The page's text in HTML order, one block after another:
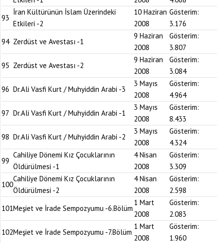
93
İran Kültürünün İslam Üzerindeki
Etkileri -2
10 Haziran
2008
Gösterim:
3.176
94 Zerdüst ve Avestası -1
9 Haziran
2008
Gösterim:
3.807
95 Zerdüst ve Avestası -2
9 Haziran
2008
Gösterim:
3.084
96 Dr.Ali Vasfi Kurt / Muhyiddin Arabi -3
3 Mayıs
2008
Gösterim:
4.964
97 Dr.Ali Vasfi Kurt / Muhyiddin Arabi -1
3 Mayıs
2008
Gösterim:
8.433
98 Dr.Ali Vasfi Kurt / Muhyiddin Arabi -2
3 Mayıs
2008
Gösterim:
4.324
99
Cahiliye Dönemi Kız Çocuklarının
Öldürülmesi -1
4 Nisan
2008
Gösterim:
3.309
100
Cahiliye Dönemi Kız Çocuklarının
Öldürülmesi -2
4 Nisan
2008
Gösterim:
2.598
101Meşiet ve İrade Sempozyumu -6.Bölüm
1 Mart
2008
Gösterim:
2.083
102Meşiet ve İrade Sempozyumu -7.Bölüm
1 Mart
2008
Gösterim:
1.960